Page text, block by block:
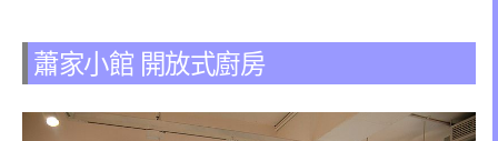
蕭家小館 開放式廚房